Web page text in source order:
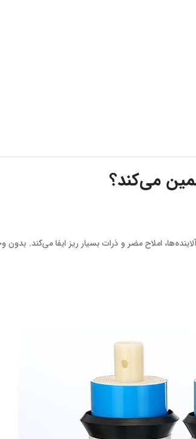
می‌کند؟
املاح مضر و ذرات بسیار ریز ایفا می‌کند. بدون